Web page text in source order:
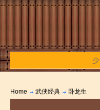
Home 武侠经典 卧龙生